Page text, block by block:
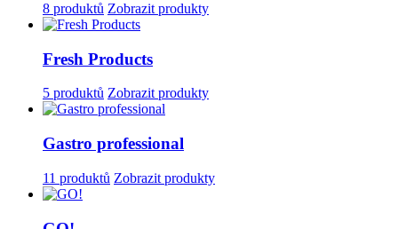
8 produktů Zobrazit produkty
Fresh Products
5 produktů Zobrazit produkty
Gastro professional
11 produktů Zobrazit produkty